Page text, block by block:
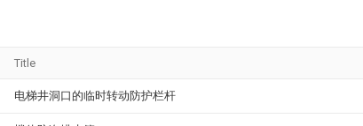
Title
电梯井洞口的临时转动防护栏杆